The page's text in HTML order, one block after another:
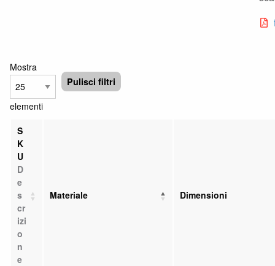
Mostra
elementi
Pulisci filtri
S
K
U
D
e
s
cr
izi
o
n
e
Materiale Dimensioni